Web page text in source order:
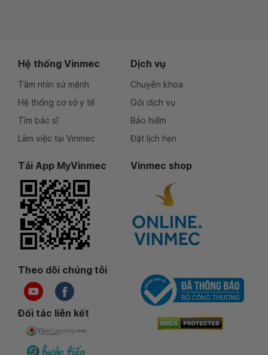
Hệ thống Vinmec
Tầm nhìn sứ mệnh
Hệ thống cơ sở y tế
Tìm bác sĩ
Làm việc tại Vinmec
Dịch vụ
Chuyên khoa
Gói dịch vụ
Bảo hiểm
Đặt lịch hẹn
Tải App MyVinmec Vinmec shop
Theo dõi chúng tôi
Đối tác liên kết